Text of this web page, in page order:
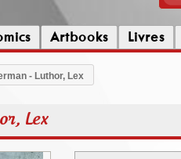
Artbooks Livres
- Luthor, Lex
Lex